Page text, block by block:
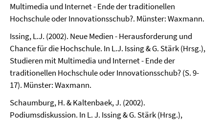
Multimedia und Internet - Ende der traditionellen
Hochschule oder Innovationsschub?. Münster: Waxmann.
Issing, L.J. (2002). Neue Medien - Herausforderung und
Chance für die Hochschule. In L.J. Issing & G. Stärk (Hrsg.),
Studieren mit Multimedia und Internet - Ende der
traditionellen Hochschule oder Innovationsschub? (S. 9-
17). Münster: Waxmann.
Schaumburg, H. & Kaltenbaek, J. (2002).
Podiumsdiskussion. In L. J. Issing & G. Stärk (Hrsg.),